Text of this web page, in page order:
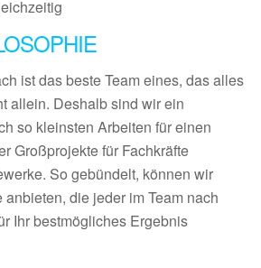
ist das beste Team eines, das alles
allein. Deshalb sind wir ein
so kleinsten Arbeiten für einen
Großprojekte für Fachkräfte
So gebündelt, können wir
die jeder im Team nach
Ihr bestmögliches Ergebnis